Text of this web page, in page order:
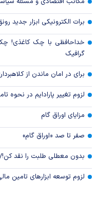
برات الکترونیکی ابزار جدید
خداحافظی با چک کاغذی!
گرافیک
برای در امان ماندن از
لزوم تغییر پارادایم در نحوه
مزایای اوراق گام
صفر تا صد «اوراق گام»
بدون معطلی طلبت را نقد
لزوم توسعه ابزارهای تامین